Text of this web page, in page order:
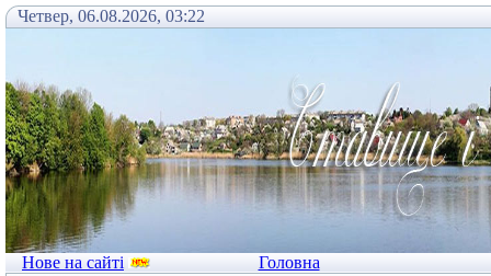
Четвер, 06.08.2026, 03:22
Нове на сайті Головна